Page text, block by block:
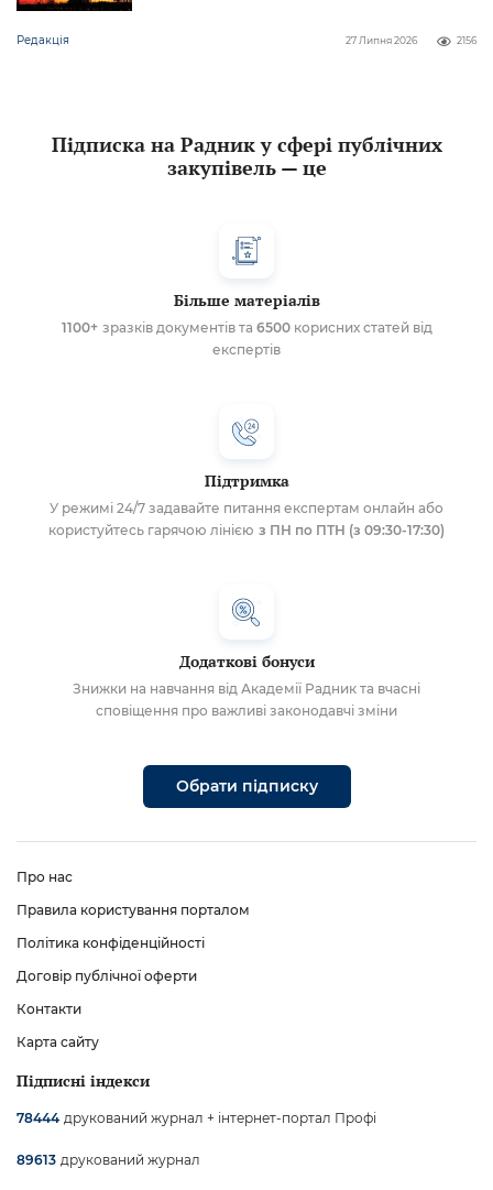
Редакція 2156
27 Липня 2026
Підписка на Радник у сфері публічних
закупівель — це
Більше матеріалів
1100+ зразків документів та 6500корисних статей від
експертів
Підтримка
У режимі 24/7 задавайте питання експертам онлайн або
користуйтесь гарячою лінією з ПН по ПТН (з 09:30-17:30)
Додаткові бонуси
Знижки на навчання від Академії Радник та вчасні
сповіщення про важливі законодавчі зміни
Обрати підписку
Про нас
Правила користування порталом
Політика конфіденційності
Договір публічної оферти
Контакти
Карта сайту
Підписні індекси
78444 друкований журнал + інтернет-портал Профі
89613 друкований журнал